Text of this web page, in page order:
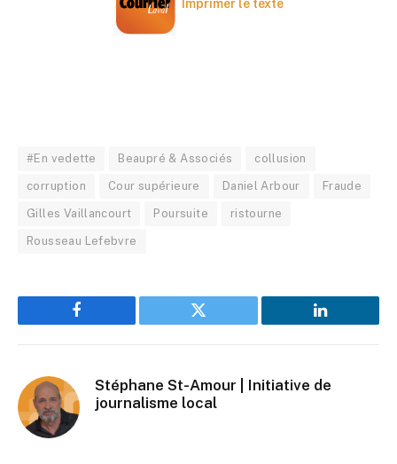
Imprimer le texte
#En vedette Beaupré & Associés collusion
corruption Cour supérieure Daniel Arbour Fraude
Gilles Vaillancourt Poursuite ristourne
Rousseau Lefebvre
Facebook Twitter LinkedIn
Stéphane St-Amour | Initiative de
journalisme local